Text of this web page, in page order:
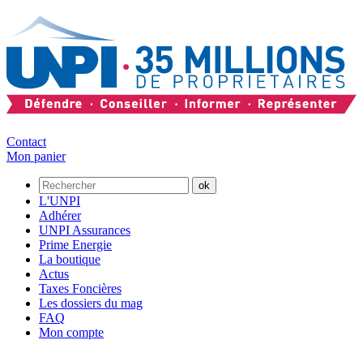
Contact
Mon panier
L'UNPI
Adhérer
UNPI Assurances
Prime Energie
La boutique
Actus
Taxes Foncières
Les dossiers du mag
FAQ
Mon compte